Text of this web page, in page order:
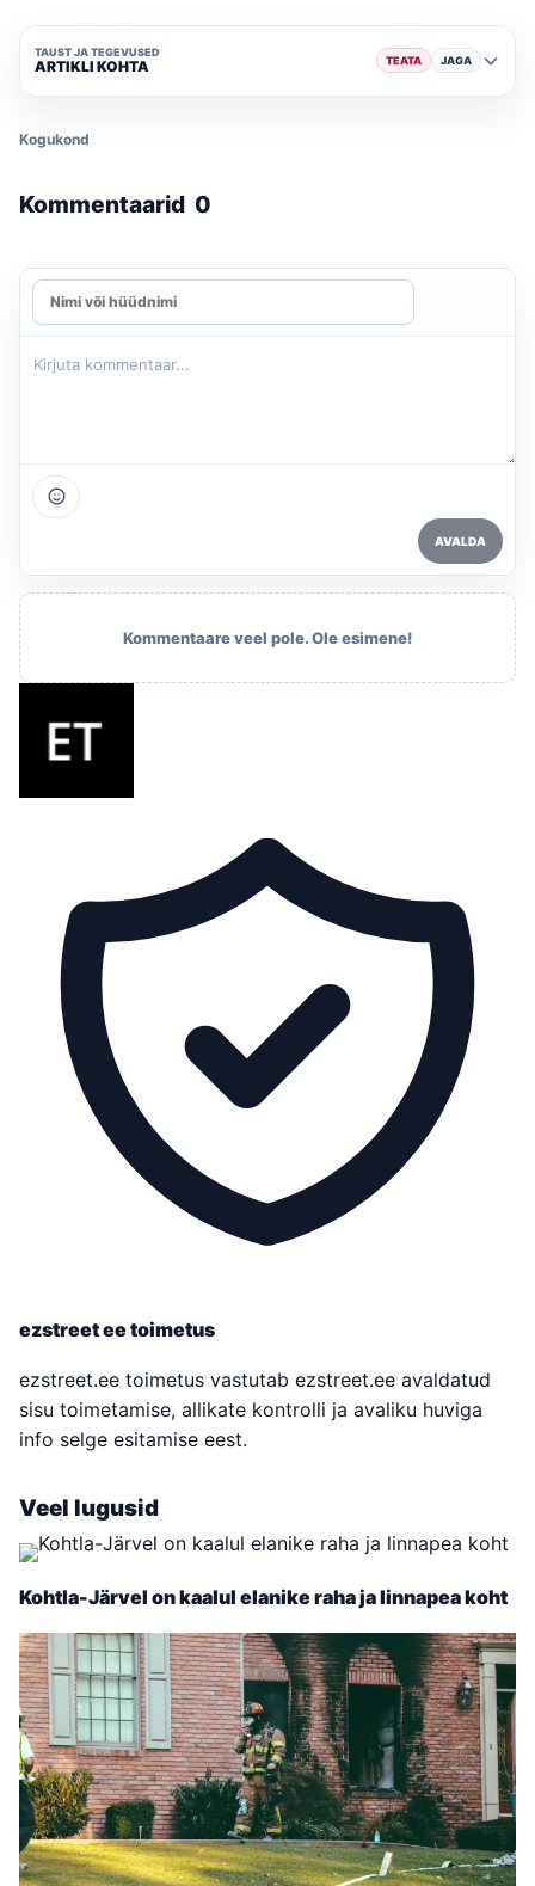
TAUST JA TEGEVUSED
ARTIKLI KOHTA TEATA JAGA
Kogukond
Kommentaarid 0
AVALDA
Kommentaare veel pole. Ole esimene!
ezstreet ee toimetus
ezstreet.ee toimetus vastutab ezstreet.ee avaldatud
sisu toimetamise, allikate kontrolli ja avaliku huviga
info selge esitamise eest.
Veel lugusid
Kohtla-Järvel on kaalul elanike raha ja linnapea koht